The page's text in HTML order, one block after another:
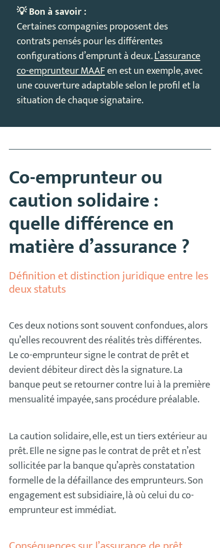
💡 Bon à savoir :
Certaines compagnies proposent des
contrats pensés pour les différentes
configurations d’emprunt à deux.L’assurance
co-emprunteur MAAFen est un exemple, avec
une couverture adaptable selon le profil et la
situation de chaque signataire.
Co-emprunteur ou
caution solidaire :
quelle différence en
matière d’assurance ?
Définition et distinction juridique entre les
deux statuts
Ces deux notions sont souvent confondues, alors
qu’elles recouvrent des réalités très différentes.
Le co-emprunteur signe le contrat de prêt et
devient débiteur direct dès la signature. La
banque peut se retourner contre lui à la première
mensualité impayée, sans procédure préalable.
La caution solidaire, elle, est un tiers extérieur au
prêt. Elle ne signe pas le contrat de prêt et n’est
sollicitée par la banque qu’après constatation
formelle de la défaillance des emprunteurs. Son
engagement est subsidiaire, là où celui du co-
emprunteur est immédiat.